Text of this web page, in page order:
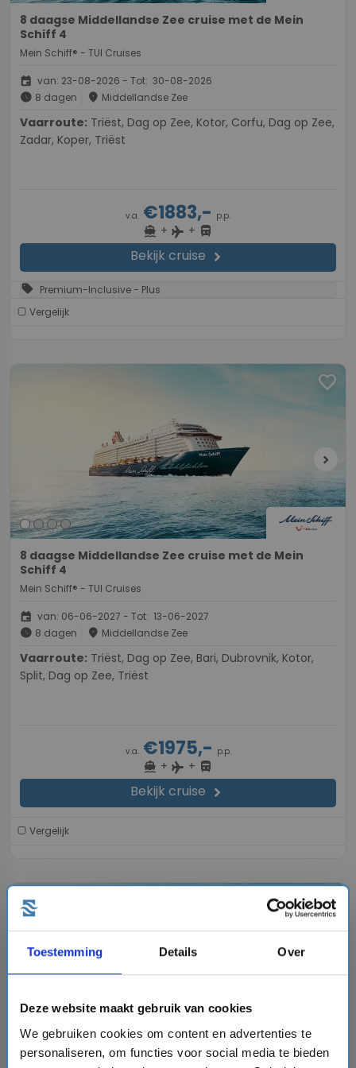
Toestemming Details Over
Deze website maakt gebruik van cookies
We gebruiken cookies om content en advertenties te
personaliseren, om functies voor social media te bieden
8 daagse Middellandse Zee cruise met de Mein
Schiff 4
Mein Schiff® - TUI Cruises
event van: 23-08-2026 - Tot: 30-08-2026
schedule 8 dagen place Middellandse Zee
Vaarroute:
Zadar, Koper, Triëst
v.a. €1883,- p.p.
directions_boat + flight + directions_bus
Bekijk cruise chevron_right
sell Premium-Inclusive - Plus
Vergelijk
favorite
chevron_right
8 daagse Middellandse Zee cruise met de Mein
Schiff 4
Mein Schiff® - TUI Cruises
event van: 06-06-2027 - Tot: 13-06-2027
schedule 8 dagen place Middellandse Zee
Vaarroute:
Split, Dag op Zee, Triëst
v.a.€1975,- p.p.
directions_boat + flight + directions_bus
Bekijk cruise chevron_right
Vergelijk
favorite
chevron_right